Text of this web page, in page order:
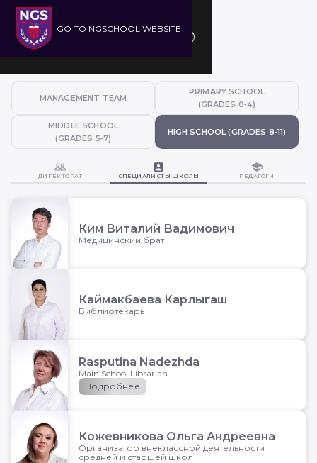
Открыть/закрыть
ГородЯзык
GO TO NGSCHOOL WEBSITE
MANAGEMENT TEAM
PRIMARY SCHOOL
(GRADES 0‑4)
MIDDLE SCHOOL
(GRADES 5‑7)
HIGH SCHOOL (GRADES 8‑11)
ДИРЕКТОРАТ СПЕЦИАЛИСТЫ ШКОЛЫ ПЕДАГОГИ
HIGH SCHOOL (9-11)
Ким Виталий Вадимович
Медицинский брат
Каймакбаева Карлыгаш
Библиотекарь
Rasputina Nadezhda
Main School Librarian
Подробнее
Кожевникова Ольга Андреевна
Организатор внеклассной деятельности
средней и старшей школ